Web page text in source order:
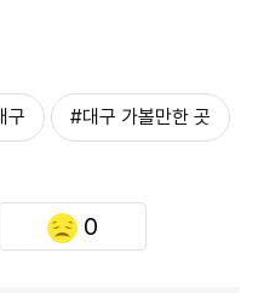
구 #대구 가볼만한 곳
0